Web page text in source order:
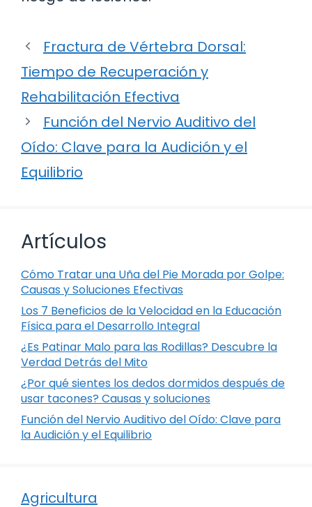
Fractura de Vértebra Dorsal:
Tiempo de Recuperación y
Rehabilitación Efectiva
Función del Nervio Auditivo del
Oído: Clave para la Audición y el
Equilibrio
Artículos
Cómo Tratar una Uña del Pie Morada por Golpe:
Causas y Soluciones Efectivas
Los 7 Beneficios de la Velocidad en la Educación
Física para el Desarrollo Integral
¿Es Patinar Malo para las Rodillas? Descubre la
Verdad Detrás del Mito
¿Por qué sientes los dedos dormidos después de
usar tacones? Causas y soluciones
Función del Nervio Auditivo del Oído: Clave para
la Audición y el Equilibrio
Agricultura